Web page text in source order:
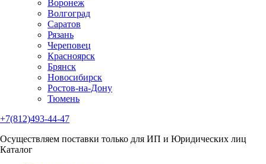
Воронеж
Волгоград
Саратов
Рязань
Череповец
Красноярск
Брянск
Новосибирск
Ростов-на-Дону
Тюмень
+7(812)493-44-47
Осуществляем поставки только для ИП и Юридических лиц
Каталог